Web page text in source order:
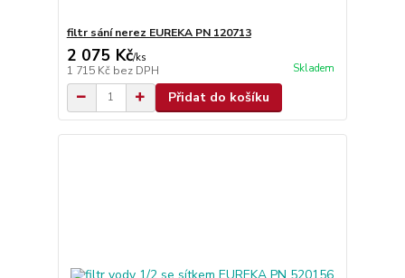
filtr sání nerez EUREKA PN 120713
2 075 Kč/ks
1 715 Kč bez DPH Skladem
Přidat do košíku